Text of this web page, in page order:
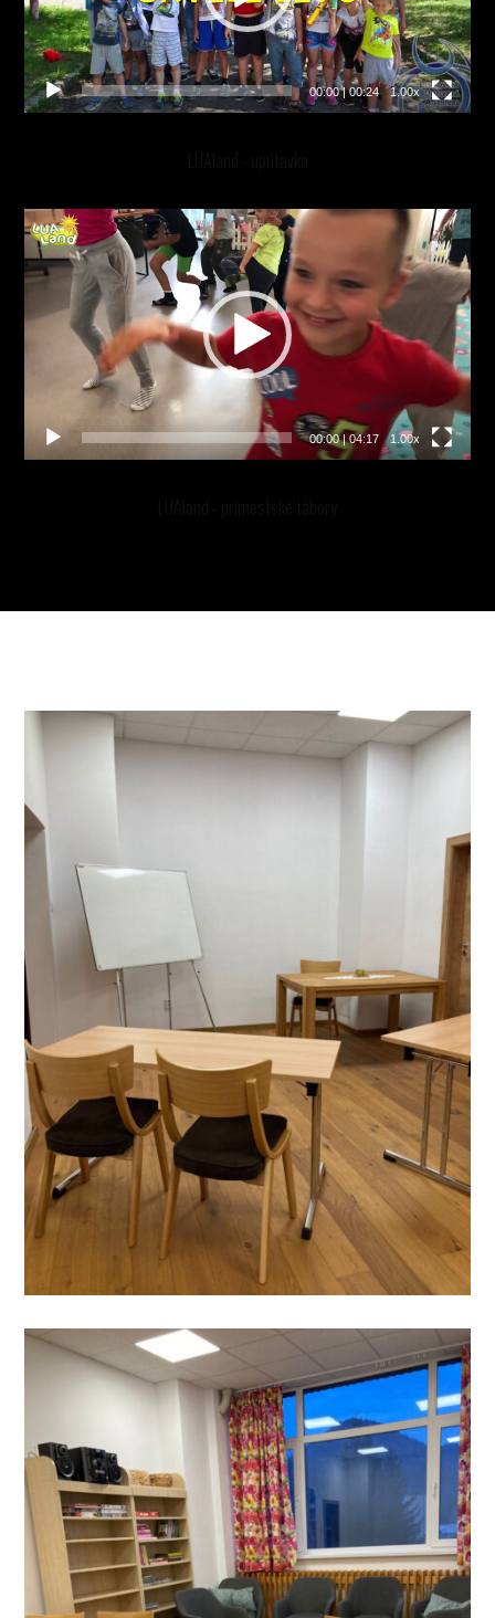
00:00|00:24 1.00x
Video
prehrávač
00:00|04:17 1.00x